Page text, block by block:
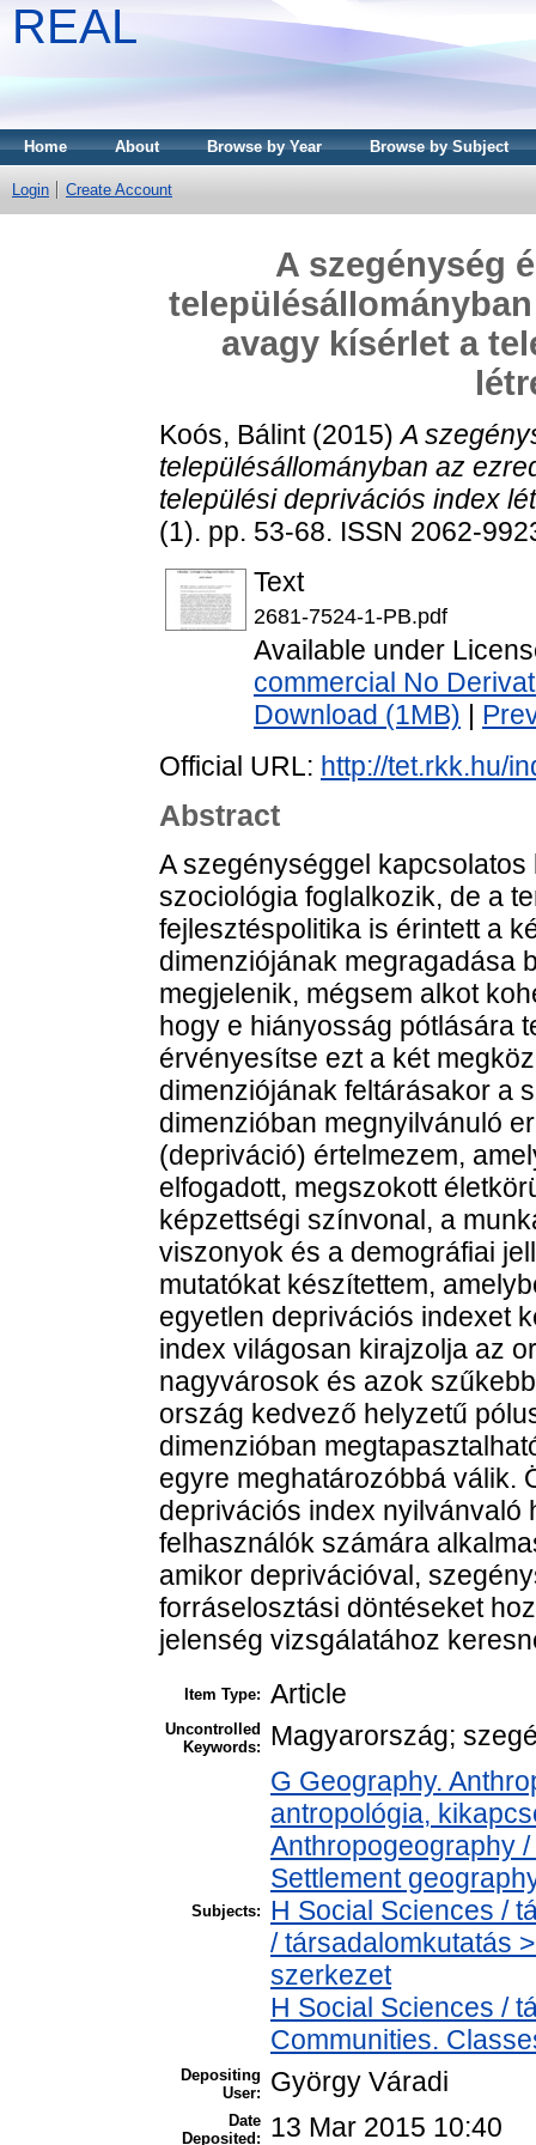
REAL
Home About Browse by Year Browse by Subject
Login Create Account
A szegénység
avagy kísérlet a
Koós, Bálint(2015)A
településállományban az
települési deprivációs index
(1). pp. 53-68. ISSN 2062-
Text
2681-7524-1-PB.pdf
Available under
commercial No
Download (1MB)
Official URL: http://tet.rkk.hu/
Abstract
A szegénységgel
szociológia foglalkozik, de a
fejlesztéspolitika is érintett a
dimenziójának megragadása
megjelenik, mégsem alkot
hogy e hiányosság pótlására
érvényesítse ezt a két
dimenziójának feltárásakor a
dimenzióban megnyilvánuló
(depriváció) értelmezem,
elfogadott, megszokott
képzettségi színvonal, a
viszonyok és a demográfiai
mutatókat készítettem,
egyetlen deprivációs indexet
index világosan kirajzolja az
nagyvárosok és azok
ország kedvező helyzetű
dimenzióban
egyre meghatározóbbá válik.
deprivációs index nyilvánvaló
felhasználók számára
amikor deprivációval,
forráselosztási döntéseket
jelenség vizsgálatához
Item Type: Article
Uncontrolled
Keywords:
Magyarország;
Subjects:
G Geography.
antropológia,
Anthropogeography
Settlement
H Social Sciences /
/ társadalomkutatás
szerkezet
H Social Sciences /
Communities.
Depositing
User:
György Váradi
Date
Deposited:
13 Mar 2015 10:40